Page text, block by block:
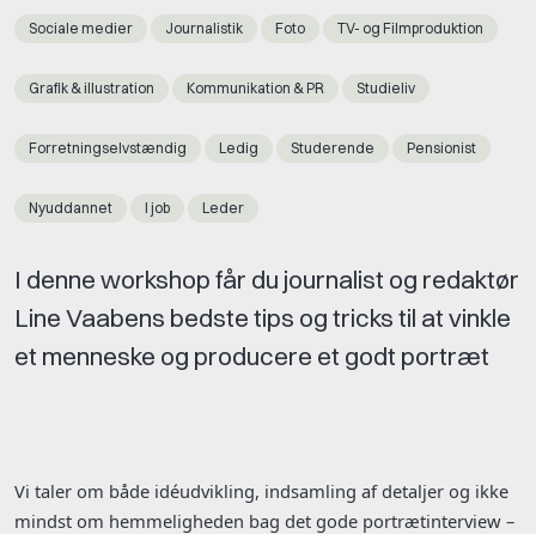
Sociale medier Journalistik Foto TV- og Filmproduktion
Grafik & illustration Kommunikation & PR Studieliv
Forretningselvstændig Ledig Studerende Pensionist
Nyuddannet I job Leder
I denne workshop får du journalist og redaktør
Line Vaabens bedste tips og tricks til at vinkle
et menneske og producere et godt portræt
Vi taler om både idéudvikling, indsamling af detaljer og ikke
mindst om hemmeligheden bag det gode portrætinterview –